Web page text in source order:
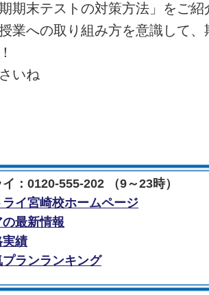
期末テストの対策方法」をご紹
業への取り組み方を意識して
いね
：0120-555-202 （9～23時）
イ宮崎校ホームページ
最新情報
実績
ランランキング